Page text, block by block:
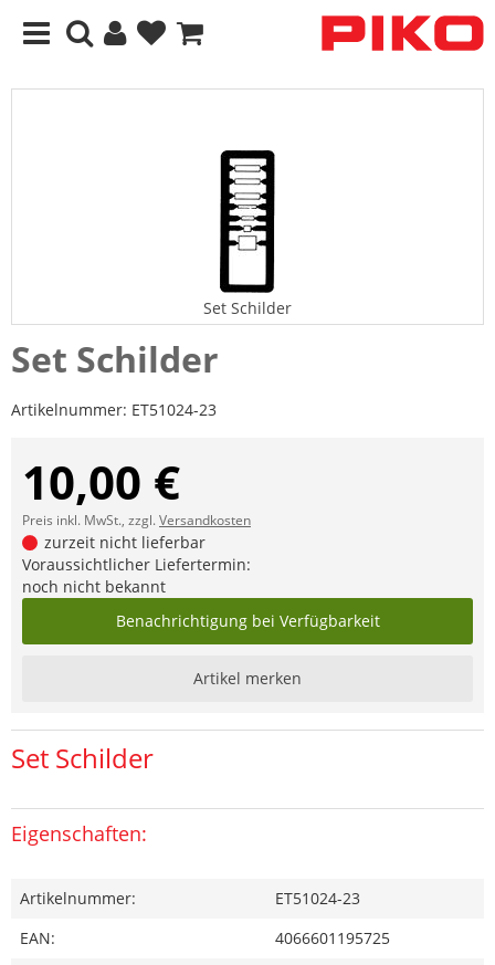
Set Schilder
Set Schilder
Artikelnummer: ET51024-23
10,00 €
Preis inkl. MwSt., zzgl.Versandkosten
zurzeit nicht lieferbar
Voraussichtlicher Liefertermin:
noch nicht bekannt
Benachrichtigung bei Verfügbarkeit
Artikel merken
Set Schilder
Eigenschaften:
Artikelnummer:
ET51024-23
EAN:
4066601195725